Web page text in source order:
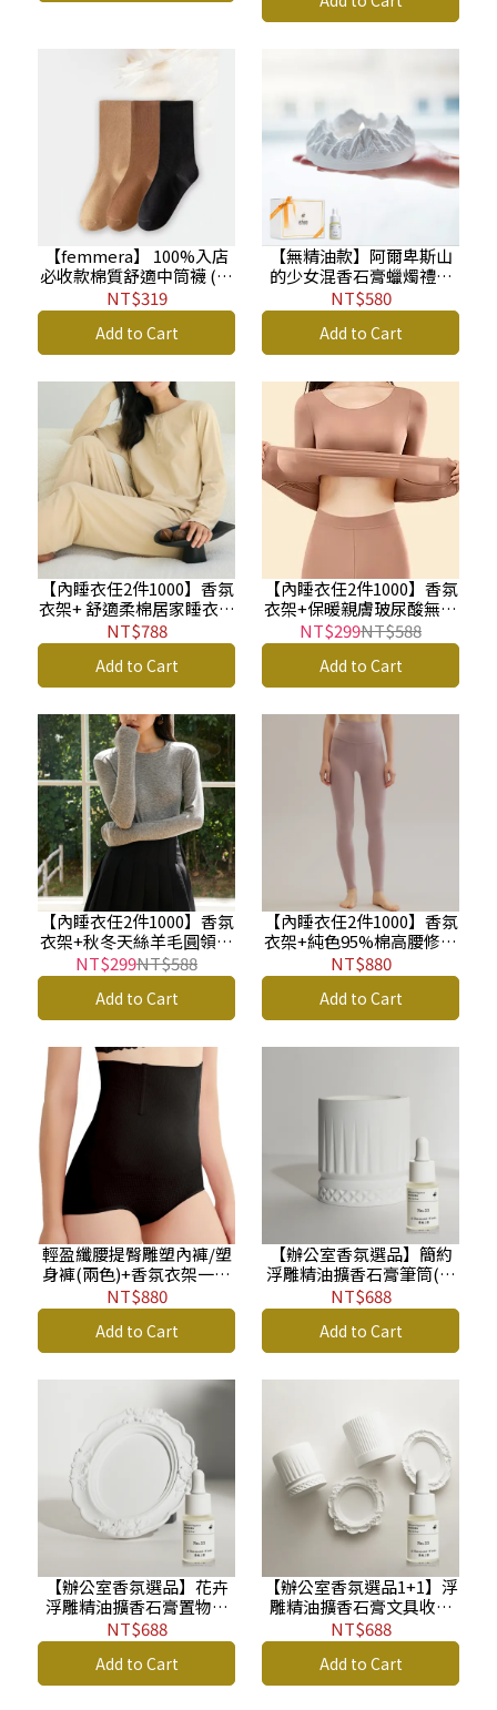
【femmera】 100%入店
必收款棉質舒適中筒襪 (三
入組) SW
NT$319
Add to Cart
【無精油款】阿爾卑斯山
的少女混香石膏蠟燭禮盒
組
NT$580
Add to Cart
【內睡衣任2件1000】香氛
衣架+ 舒適柔棉居家睡衣套
裝-附胸墊(二色)
NT$788
Add to Cart
【內睡衣任2件1000】香氛
衣架+保暖親膚玻尿酸無痕
打底套裝(單色)
NT$299NT$588
Add to Cart
【內睡衣任2件1000】香氛
衣架+秋冬天絲羊毛圓領保
暖純色针織衫(單色)
NT$299NT$588
Add to Cart
【內睡衣任2件1000】香氛
衣架+純色95%棉高腰修身
內搭褲(單色)
NT$880
Add to Cart
輕盈纖腰提臀雕塑內褲/塑
身褲(兩色)+香氛衣架一入
禮盒(香味隨機)
NT$880
Add to Cart
【辦公室香氛選品】簡約
浮雕精油擴香石膏筆筒(冰
紋/扇紋)
NT$688
Add to Cart
【辦公室香氛選品】花卉
浮雕精油擴香石膏置物盤
(橢圓/圓形)
NT$688
Add to Cart
【辦公室香氛選品1+1】浮
雕精油擴香石膏文具收納
(筆筒/小置物盤)
NT$688
Add to Cart